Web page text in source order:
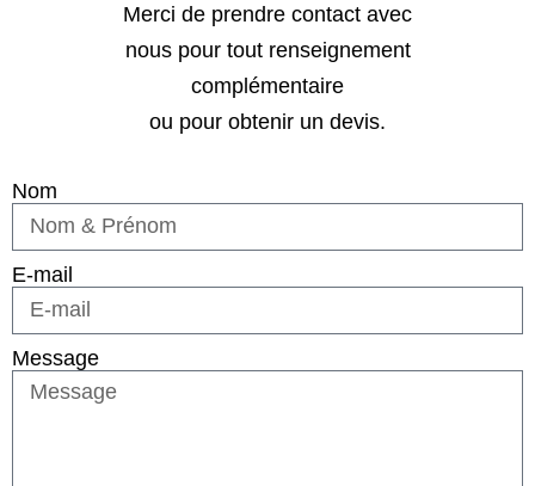
Merci de prendre contact avec
nous pour tout renseignement
complémentaire
ou pour obtenir un devis.
Nom
E-mail
Message